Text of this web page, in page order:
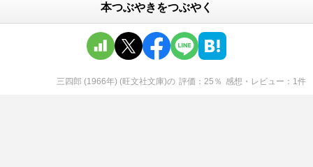
本つぶやきをつぶやく
三四郎 (1966年) (旺文社文庫)の 評価 25 ％ 感想・レビュー 1 件